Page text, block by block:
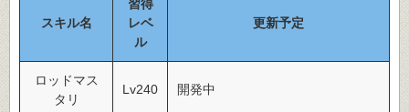
スキル名
習得
レベ
ル
更新予定
ロッドマス
タリ
Lv240 開発中